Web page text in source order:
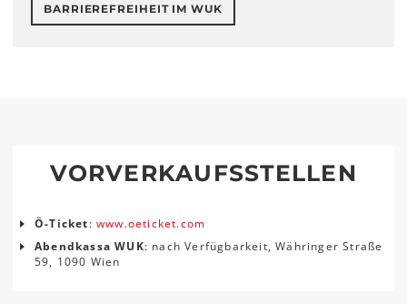
BARRIEREFREIHEIT IM WUK
VORVERKAUFSSTELLEN
Ö-Ticket:www.oeticket.com
Abendkassa WUK: nach Verfügbarkeit, Währinger Straße
59, 1090 Wien